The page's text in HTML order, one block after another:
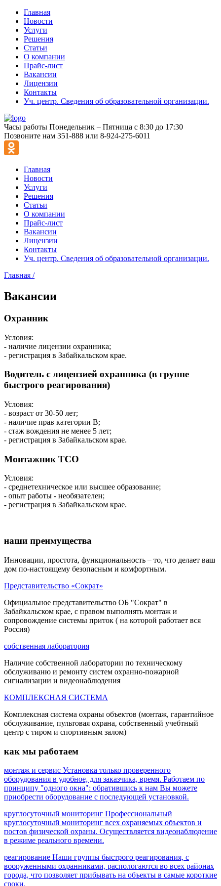
Главная
Новости
Услуги
Решения
Статьи
О компании
Прайс-лист
Вакансии
Лицензии
Контакты
Уч. центр. Сведения об образовательной организации.
Часы работы Понедельник – Пятница с 8:30 до 17:30
Позвоните нам 351-888 или 8-924-275-6011
Главная
Новости
Услуги
Решения
Статьи
О компании
Прайс-лист
Вакансии
Лицензии
Контакты
Уч. центр. Сведения об образовательной организации.
Главная /
Вакансии
Охранник
Условия:
- наличие лицензии охранника;
- регистрация в Забайкальском крае.
Водитель с лицензией охранника (в группе
быстрого реагирования)
Условия:
- возраст от 30-50 лет;
- наличие прав категории В;
- стаж вождения не менее 5 лет;
- регистрация в Забайкальском крае.
Монтажник ТСО
Условия:
- среднетехническое или высшее образование;
- опыт работы - необязателен;
- регистрация в Забайкальском крае.
наши преимущества
Инновации, простота, функциональность – то, что делает ваш
дом по-настоящему безопасным и комфортным.
Представительство «Сократ»
Официальное представительство ОБ "Сократ" в
Забайкальском крае, с правом выполнять монтаж и
сопровождение системы приток ( на которой работает вся
Россия)
собственная лаборатория
Наличие собственной лаборатории по техническому
обслуживаню и ремонту систем охранно-пожарной
сигнализации и видеонаблюдения
КОМПЛЕКСНАЯ СИСТЕМА
Комплексная система охраны объектов (монтаж, гарантийное
обслуживание, пультовая охрана, собственный учебтный
центр с тиром и спортивным залом)
как мы работаем
монтаж и сервис Установка только проверенного
оборудования в удобное, для заказчика, время. Работаем по
принципу "одного окна": обратившись к нам Вы можете
приобрести оборудование с последующей установкой.
круглосуточный мониторинг Профессиональный
круглосуточный мониторинг всех охраняемых объектов и
постов физической охраны. Осуществляется видеонаблюдение
в режиме реального времени.
реагирование Наши группы быстрого реагирования, с
вооруженными охранниками, распологаются во всех районах
города, что позволяет прибывать на объекты в самые короткие
сроки.